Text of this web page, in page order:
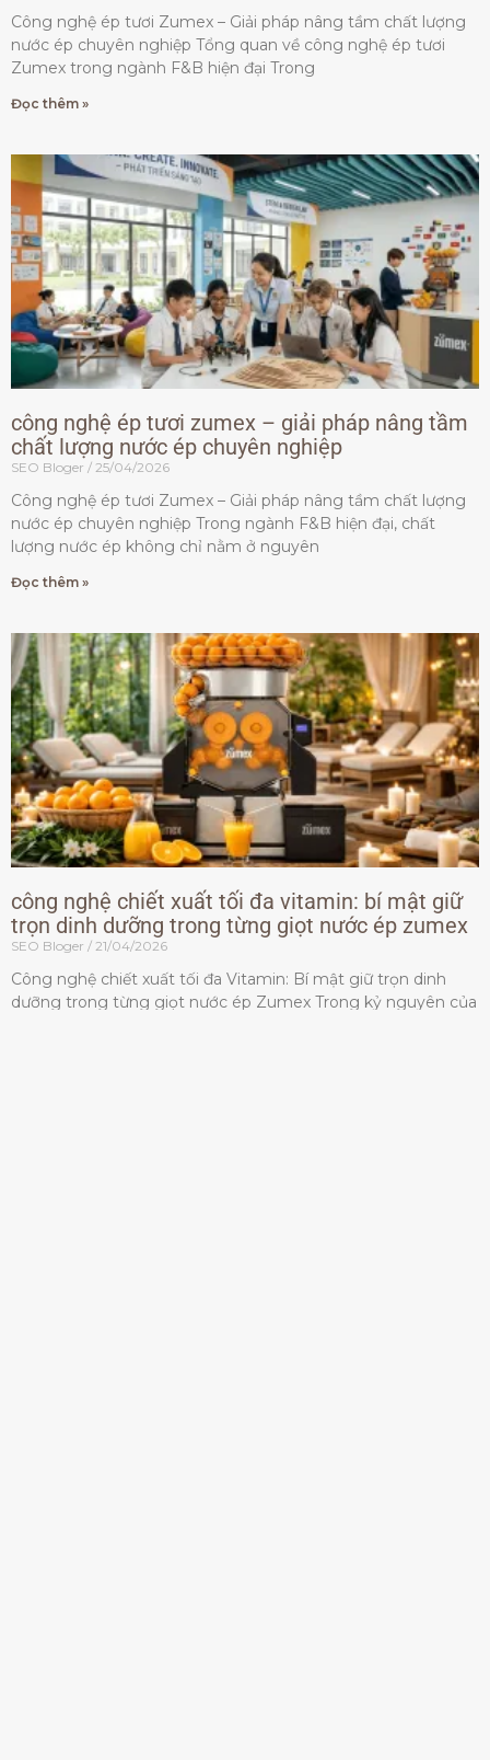
Công nghệ ép tươi Zumex – Giải pháp nâng tầm chất lượng
nước ép chuyên nghiệp Tổng quan về công nghệ ép tươi
Zumex trong ngành F&B hiện đại Trong
Đọc thêm »
công nghệ ép tươi zumex – giải pháp nâng tầm
chất lượng nước ép chuyên nghiệp
SEO Bloger 25/04/2026
Công nghệ ép tươi Zumex – Giải pháp nâng tầm chất lượng
nước ép chuyên nghiệp Trong ngành F&B hiện đại, chất
lượng nước ép không chỉ nằm ở nguyên
Đọc thêm »
công nghệ chiết xuất tối đa vitamin: bí mật giữ
trọn dinh dưỡng trong từng giọt nước ép zumex
SEO Bloger 21/04/2026
Công nghệ chiết xuất tối đa Vitamin: Bí mật giữ trọn dinh
dưỡng trong từng giọt nước ép Zumex Trong kỷ nguyên của